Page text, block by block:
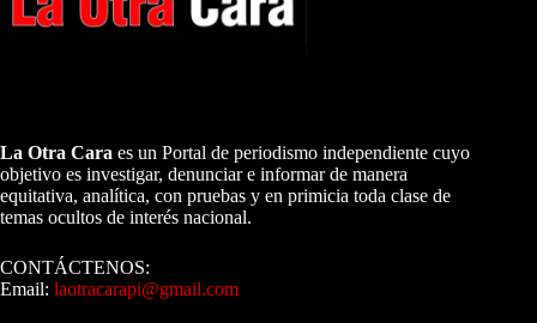
La Otra Cara es un Portal de periodismo independiente cuyo
objetivo es investigar, denunciar e informar de manera
equitativa, analítica, con pruebas y en primicia toda clase de
temas ocultos de interés nacional.
CONTÁCTENOS:
Email: laotracarapi@gmail.com